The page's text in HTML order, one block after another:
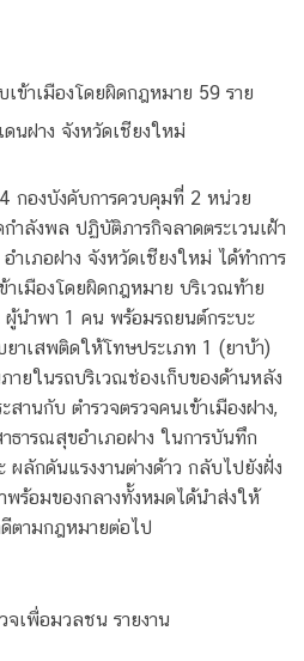
ข้าเมืองโดยผิดกฎหมาย 59 ราย
นฝาง จังหวัดเชียงใหม่
กองบังคับการควบคุมที่ 2 หน่วย
ำลังพล ปฏิบัติภารกิจลาดตระเวนเฝ้า
เภอฝาง จังหวัดเชียงใหม่ ได้ทำการ
เมืองโดยผิดกฎหมาย บริเวณท้าย
นำพา 1 คน พร้อมรถยนต์กระบะ
าเสพติดให้โทษประเภท 1 (ยาบ้า)
ยในรถบริเวณช่องเก็บของด้านหลัง
สานกับ ตำรวจตรวจคนเข้าเมืองฝาง,
ธารณสุขอำเภอฝาง ในการบันทึก
ลักดันแรงงานต่างด้าว กลับไปยังฝั่ง
พร้อมของกลางทั้งหมดได้นำส่งให้
ดีตามกฎหมายต่อไป
จเพื่อมวลชน รายงาน